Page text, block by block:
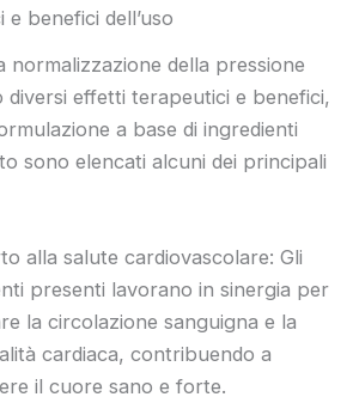
benefici dell’uso
normalizzazione della pressione
effetti terapeutici e benefici,
a base di ingredienti
sono elencati alcuni dei principali
alla salute cardiovascolare: Gli
presenti lavorano in sinergia per
la circolazione sanguigna e la
cardiaca, contribuendo a
il cuore sano e forte.